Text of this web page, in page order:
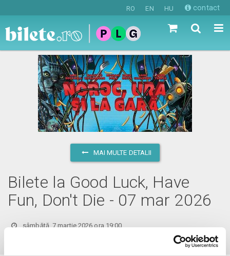
RO EN HU contact
MAI MULTE DETALII
Bilete la Good Luck, Have
Fun, Don't Die - 07 mar 2026
sâmbătă, 7 martie 2026 ora 19:00
vezi pe harta